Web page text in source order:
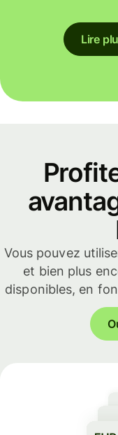
Lire
Vous pouvez
et bien plus
disponibles, en